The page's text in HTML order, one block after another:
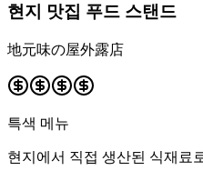
현지 맛집 푸드 스탠드
地元味の屋外露店
특색 메뉴
현지에서 직접 생산된 식재료